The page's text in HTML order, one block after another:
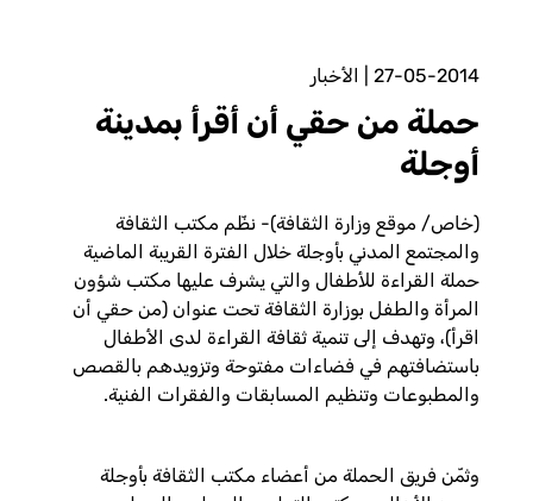
27-05-2014 الأخبار
حملة من حقي أن أقرأ بمدينة
أوجلة
(خاص/ موقع وزارة الثقافة)- نظّم مكتب الثقافة
والمجتمع المدني بأوجلة خلال الفترة القريبة الماضية
حملة القراءة للأطفال والتي يشرف عليها مكتب شؤون
المرأة والطفل بوزارة الثقافة تحت عنوان (من حقي أن
اقرأ)، وتهدف إلى تنمية ثقافة القراءة لدى الأطفال
باستضافتهم في فضاءات مفتوحة وتزويدهم بالقصص
والمطبوعات وتنظيم المسابقات والفقرات الفنية.
وثمّن فريق الحملة من أعضاء مكتب الثقافة بأوجلة